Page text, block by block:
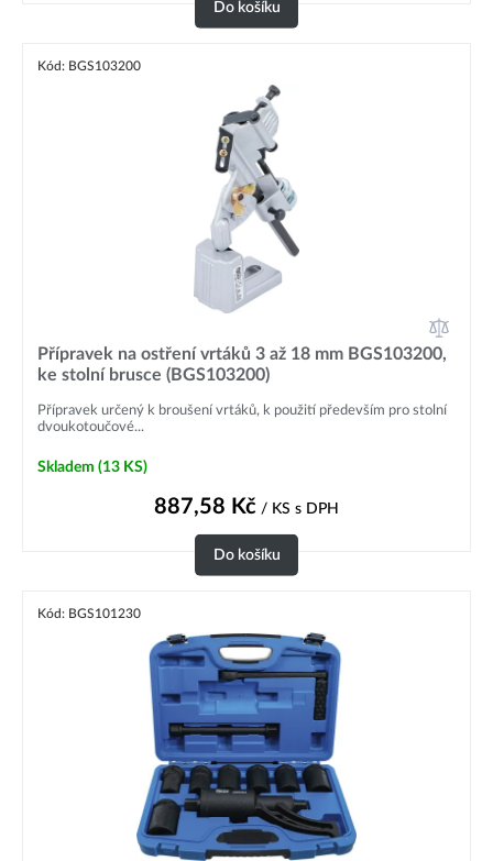
Do košíku
Kód: BGS103200
Přípravek na ostření vrtáků 3 až 18 mm BGS103200,
ke stolní brusce (BGS103200)
Přípravek určený k broušení vrtáků, k použití především pro stolní
dvoukotoučové...
Skladem (13 KS)
887,58 Kč / KS s DPH
Do košíku
Kód: BGS101230